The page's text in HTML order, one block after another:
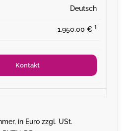
Deutsch
1.950,00 € ¹
Kontakt
in Euro zzgl. USt.